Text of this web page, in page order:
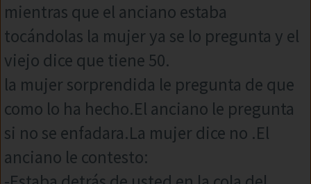
mientras que el anciano estaba
tocándolas la mujer ya se lo pregunta y el
viejo dice que tiene 50.
la mujer sorprendida le pregunta de que
como lo ha hecho.El anciano le pregunta
si no se enfadara.La mujer dice no .El
anciano le contesto: